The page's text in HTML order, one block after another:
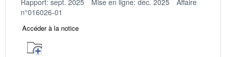
n°016026-01
Accéder à la notice